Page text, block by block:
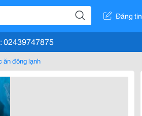
Đăng tin
02439747875
ăn đông lạnh